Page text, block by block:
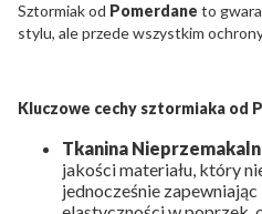
Sztormiak od Pomerdane to
stylu, ale przede wszystkim
Kluczowe cechy sztormiaka od
Tkanina
jakości materiału, który
jednocześnie